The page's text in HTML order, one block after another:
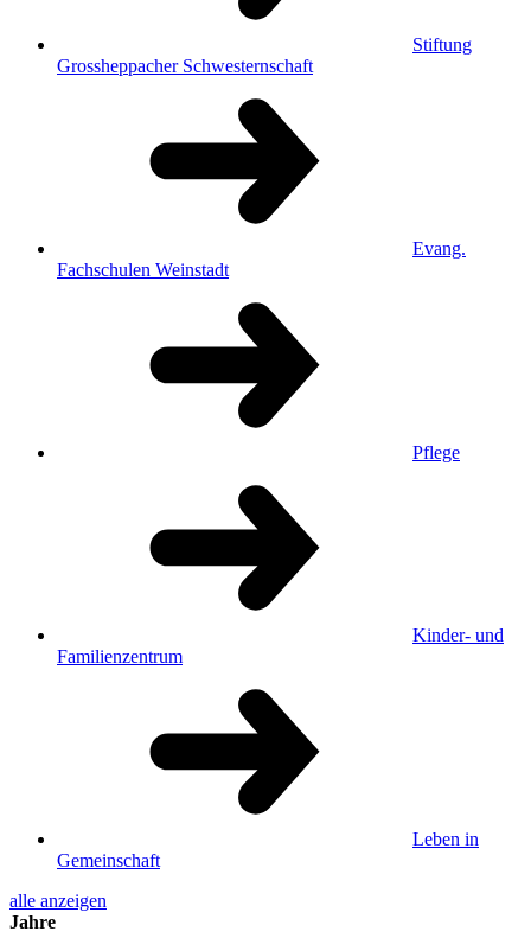
Stiftung
Grossheppacher Schwesternschaft
Evang.
Fachschulen Weinstadt
Pflege
Kinder- und
Familienzentrum
Leben in
Gemeinschaft
alle anzeigen
Jahre